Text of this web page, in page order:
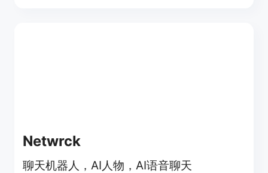
Netwrck
聊天机器人，AI人物，AI语音聊天